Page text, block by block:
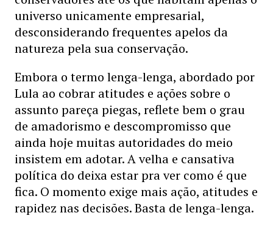
universo unicamente empresarial,
desconsiderando frequentes apelos da
natureza pela sua conservação.
Embora o termo lenga-lenga, abordado por
Lula ao cobrar atitudes e ações sobre o
assunto pareça piegas, reflete bem o grau
de amadorismo e descompromisso que
ainda hoje muitas autoridades do meio
insistem em adotar. A velha e cansativa
política do deixa estar pra ver como é que
fica. O momento exige mais ação, atitudes e
rapidez nas decisões. Basta de lenga-lenga.